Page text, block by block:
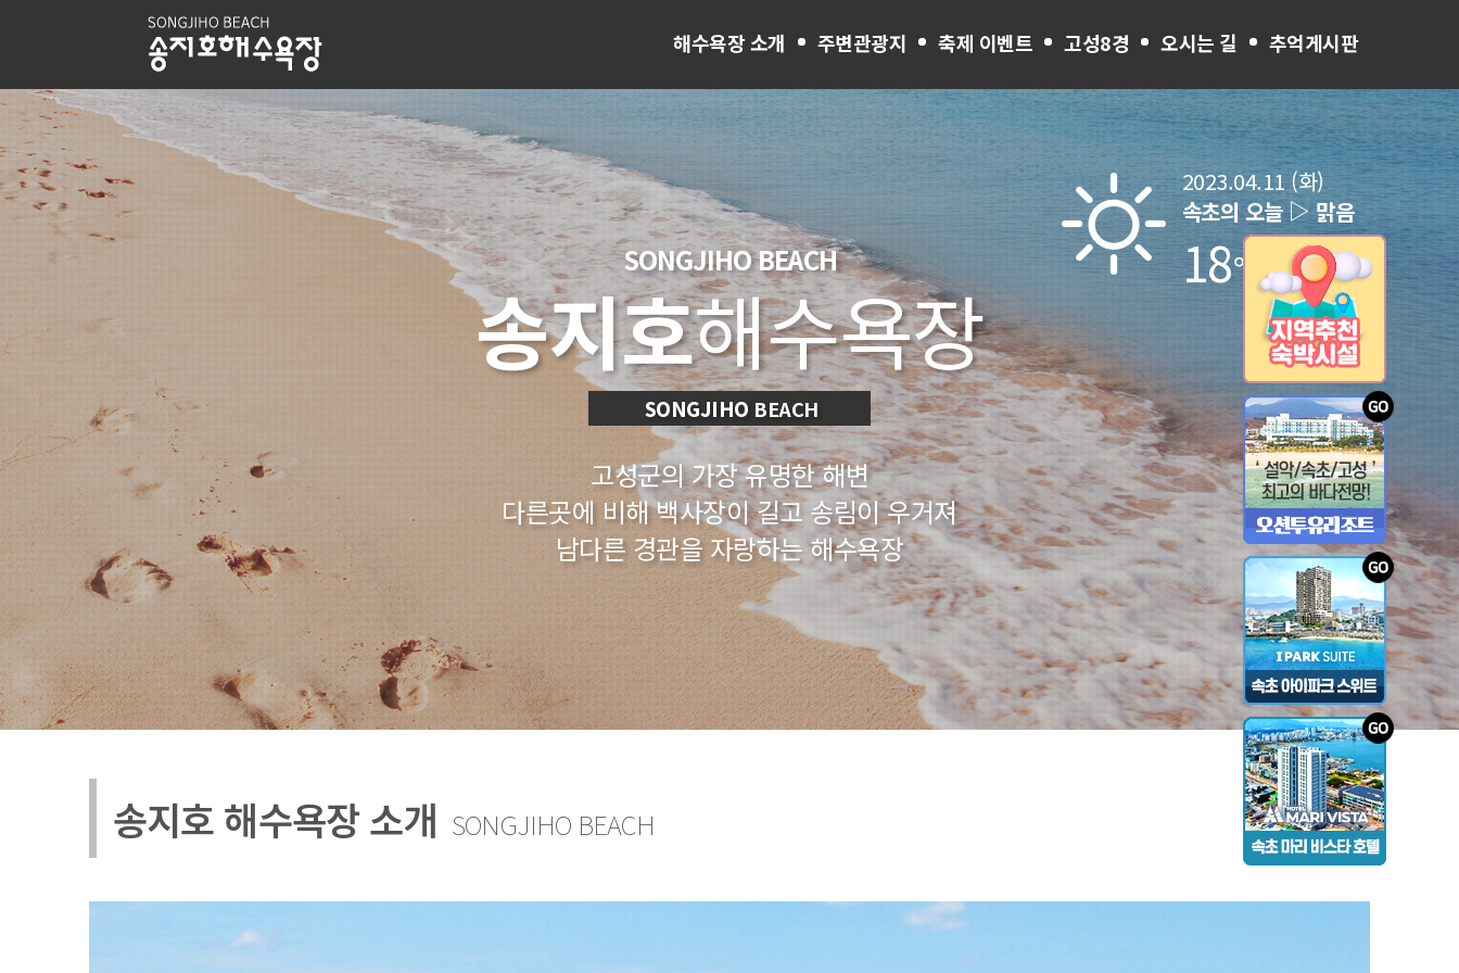
해수욕장 소개 주변관광지 축제 이벤트 고성8경 오시는 길 추억게시판
SONGJIHOBEACH
송지호해수욕장
SONGJIHO BEACH
고성군의 가장 유명한 해변
다른곳에 비해 백사장이 길고 송림이 우거져
남다른 경관을 자랑하는 해수욕장
2023.04.11 (화)
속초의 오늘▷맑음
18℃
송지호 해수욕장 소개 SONGJIHO BEACH